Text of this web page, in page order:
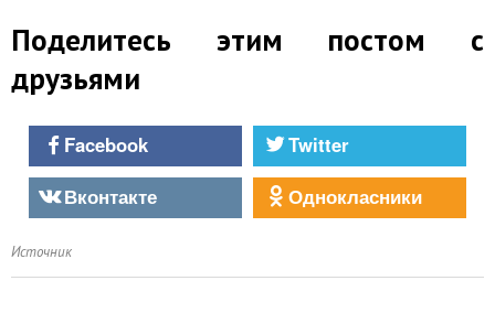
Поделитесь этим постом с
друзьями
Facebook
Twitter
Вконтакте
Однокласники
Источник